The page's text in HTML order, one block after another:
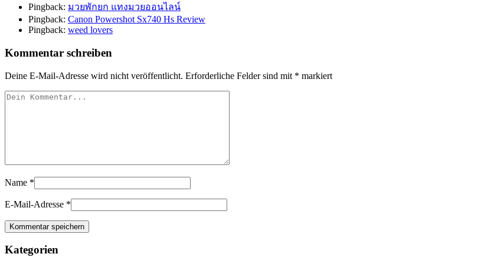
Pingback: มวยพักยก แทงมวยออนไลน์
Pingback: Canon Powershot Sx740 Hs Review
Pingback: weed lovers
Kommentar schreiben
Deine E-Mail-Adresse wird nicht veröffentlicht. Erforderliche Felder sind mit * markiert
Name *
E-Mail-Adresse *
Kategorien